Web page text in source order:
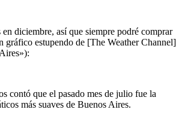
diciembre, así que siempre podré comprar
gráfico estupendo de [The Weather Channel]
contó que el pasado mes de julio fue la
más suaves de Buenos Aires.